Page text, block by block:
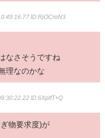
ID:RjOCroN3
なさそうですね
理なのかな
ID:6XplfT+Q
物要求度)が